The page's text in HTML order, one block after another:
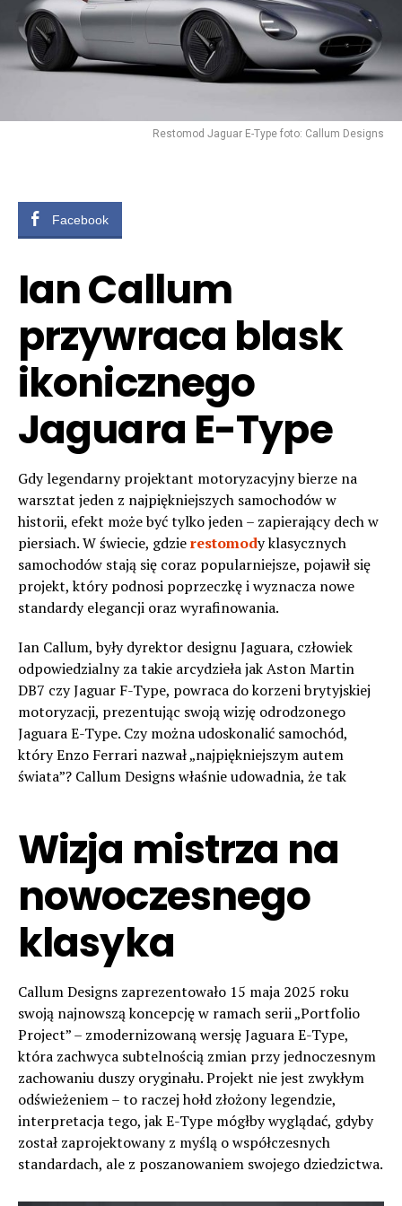
Restomod Jaguar E-Type foto: Callum Designs
Facebook
Ian Callum
przywraca blask
ikonicznego
Jaguara E-Type
Gdy legendarny projektant motoryzacyjny bierze na
warsztat jeden z najpiękniejszych samochodów w
historii, efekt może być tylko jeden – zapierający dech w
piersiach. W świecie, gdzierestomody klasycznych
samochodów stają się coraz popularniejsze, pojawił się
projekt, który podnosi poprzeczkę i wyznacza nowe
standardy elegancji oraz wyrafinowania.
Ian Callum, były dyrektor designu Jaguara, człowiek
odpowiedzialny za takie arcydzieła jak Aston Martin
DB7 czy Jaguar F-Type, powraca do korzeni brytyjskiej
motoryzacji, prezentując swoją wizję odrodzonego
Jaguara E-Type. Czy można udoskonalić samochód,
który Enzo Ferrari nazwał „najpiękniejszym autem
świata”? Callum Designs właśnie udowadnia, że tak
Wizja mistrza na
nowoczesnego
klasyka
Callum Designs zaprezentowało 15 maja 2025 roku
swoją najnowszą koncepcję w ramach serii „Portfolio
Project” – zmodernizowaną wersję Jaguara E-Type,
która zachwyca subtelnością zmian przy jednoczesnym
zachowaniu duszy oryginału. Projekt nie jest zwykłym
odświeżeniem – to raczej hołd złożony legendzie,
interpretacja tego, jak E-Type mógłby wyglądać, gdyby
został zaprojektowany z myślą o współczesnych
standardach, ale z poszanowaniem swojego dziedzictwa.